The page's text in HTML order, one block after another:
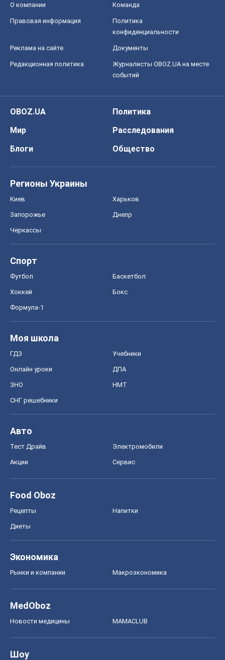
О компании Команда
Правовая информация
Политика
конфиденциальности
Реклама на сайте Документы
Редакционная политика
Журналисты OBOZ.UA на месте
событий
OBOZ.UA
Политика
Мир
Расследования
Блоги
Общество
Регионы Украины
Киев Харьков
Запорожье Днепр
Черкассы
Спорт
Футбол Баскетбол
Хоккей Бокс
Формула-1
Моя школа
ГДЗ Учебники
Онлайн уроки ДПА
ЗНО НМТ
СНГ решебники
Авто
Тест Драйв Электромобили
Акции Сервис
Food Oboz
Рецепты Напитки
Диеты
Экономика
Рынки и компании Mакроэкономика
MedOboz
Новости медицины MAMACLUB
Шоу